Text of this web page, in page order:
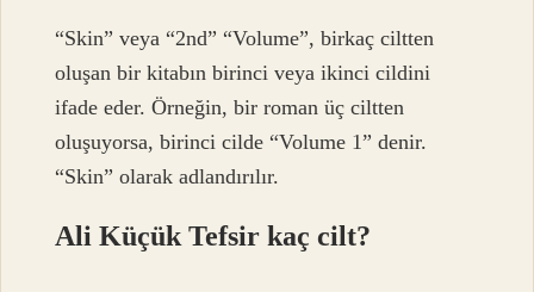
“Skin” veya “2nd” “Volume”, birkaç ciltten
oluşan bir kitabın birinci veya ikinci cildini
ifade eder. Örneğin, bir roman üç ciltten
oluşuyorsa, birinci cilde “Volume 1” denir.
“Skin” olarak adlandırılır.
Ali Küçük Tefsir kaç cilt?